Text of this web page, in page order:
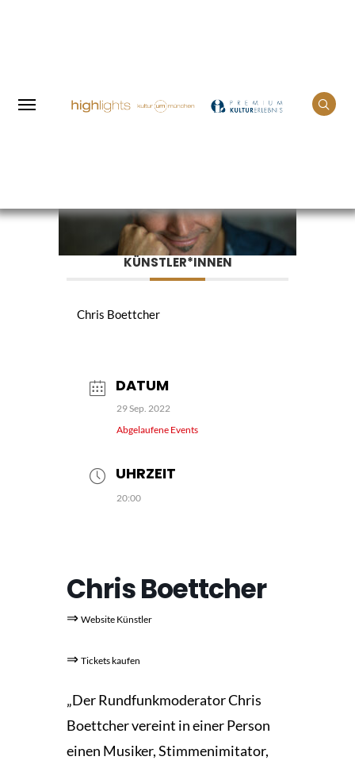
Home Chris Boettcher
KÜNSTLER*INNEN
Chris Boettcher
DATUM
29 Sep. 2022
Abgelaufene Events
UHRZEIT
20:00
Chris Boettcher
⇒ Website Künstler
⇒ Tickets kaufen
„Der Rundfunkmoderator Chris
Boettcher vereint in einer Person
einen Musiker, Stimmenimitator,